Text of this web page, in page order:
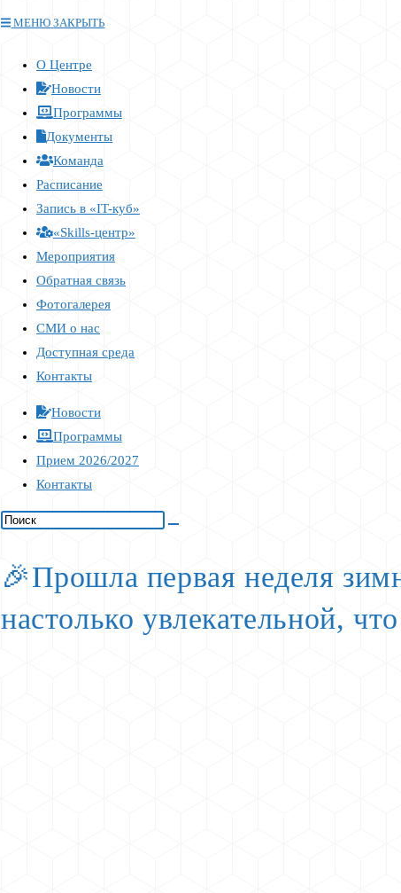
МЕНЮ ЗАКРЫТЬ
кнопку,
чтобы
развернуть
свернуть
меню
О Центре
Новости
Программы
Документы
Команда
Расписание
Запись в «IT-куб»
«Skills-центр»
Мероприятия
Обратная связь
Фотогалерея
СМИ о нас
Доступная среда
Контакты
Новости
Программы
Прием 2026/2027
Контакты
🎉Прошла первая неделя
настолько увлекательной,